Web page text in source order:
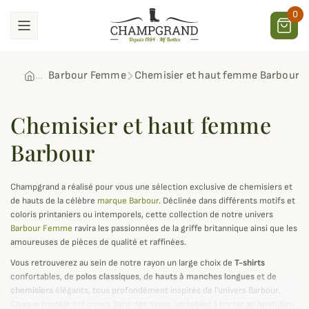
0
Barbour Femme Chemisier et haut femme Barbour
Chemisier et haut femme
Barbour
Champgrand a réalisé pour vous une sélection exclusive de chemisiers et
de hauts de la célèbre marque Barbour. Déclinée dans différents motifs et
coloris printaniers ou intemporels, cette collection de notre univers
Barbour Femme ravira les passionnées de la griffe britannique ainsi que les
amoureuses de pièces de qualité et raffinées.
Vous retrouverez au sein de notre rayon un large choix de T-shirts
confortables, de polos classiques, de hauts à manches longues et de
chemisiers élégants, tous profondément inspirés de l'univers Barbour.